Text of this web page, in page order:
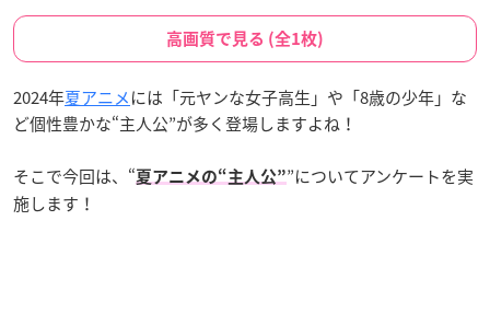
高画質で見る (全1枚)
2024年夏アニメには「元ヤンな女子高生」や「8歳の少年」な
ど個性豊かな“主人公”が多く登場しますよね！
そこで今回は、“夏アニメの“主人公””についてアンケートを実
施します！